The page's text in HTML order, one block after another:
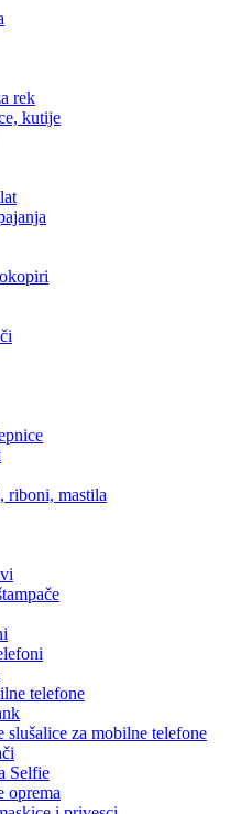
rek
kutije
riboni, mastila
telefone
slušalice za mobilne telefone
Selfie
oprema